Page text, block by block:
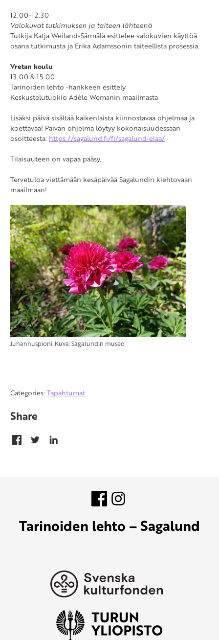
12.00-12.30
Valokuvat tutkimuksen ja taiteen lähteenä
Tutkija Katja Weiland-Särmälä esittelee valokuvien käyttöä
osana tutkimusta ja Erika Adamssonin taiteellista prosessia.
Vretan koulu
13.00 & 15.00
Tarinoiden lehto -hankkeen esittely
Keskustelutuokio Adèle Wemanin maailmasta
Lisäksi päivä sisältää kaikenlaista kiinnostavaa ohjelmaa ja
koettavaa! Päivän ohjelma löytyy kokonaisuudessaan
osoitteesta: https://sagalund.fi/fi/sagalund-elaa/
Tilaisuuteen on vapaa pääsy.
Tervetuloa viettämään kesäpäivää Sagalundin kiehtovaan
maailmaan!
Juhannuspioni. Kuva: Sagalundin museo
Categories: Tapahtumat
Share
Valikon
rivi
Tarinoiden lehto – Sagalund